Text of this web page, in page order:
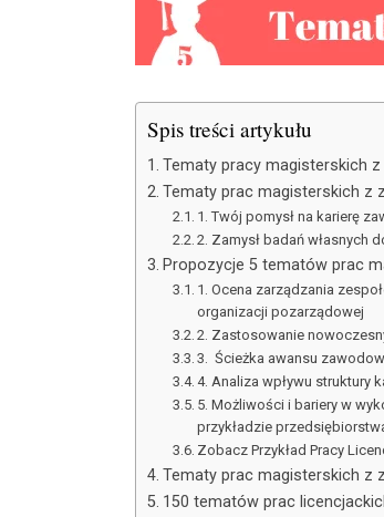
Spis treści artykułu
Tematy pracy magisterskich
Tematy prac magisterskich z
1. Twój pomysł na karierę
2. Zamysł badań własnych
Propozycje 5 tematów prac
1. Ocena zarządzania
organizacji pozarządowej
2. Zastosowanie
3. Ścieżka awansu
4. Analiza wpływu struktury
5. Możliwości i bariery w
przykładzie
Zobacz Przykład Pracy
Tematy prac magisterskich z
150 tematów prac